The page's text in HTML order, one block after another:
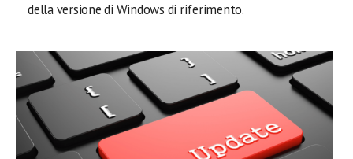
della versione di Windows di riferimento.